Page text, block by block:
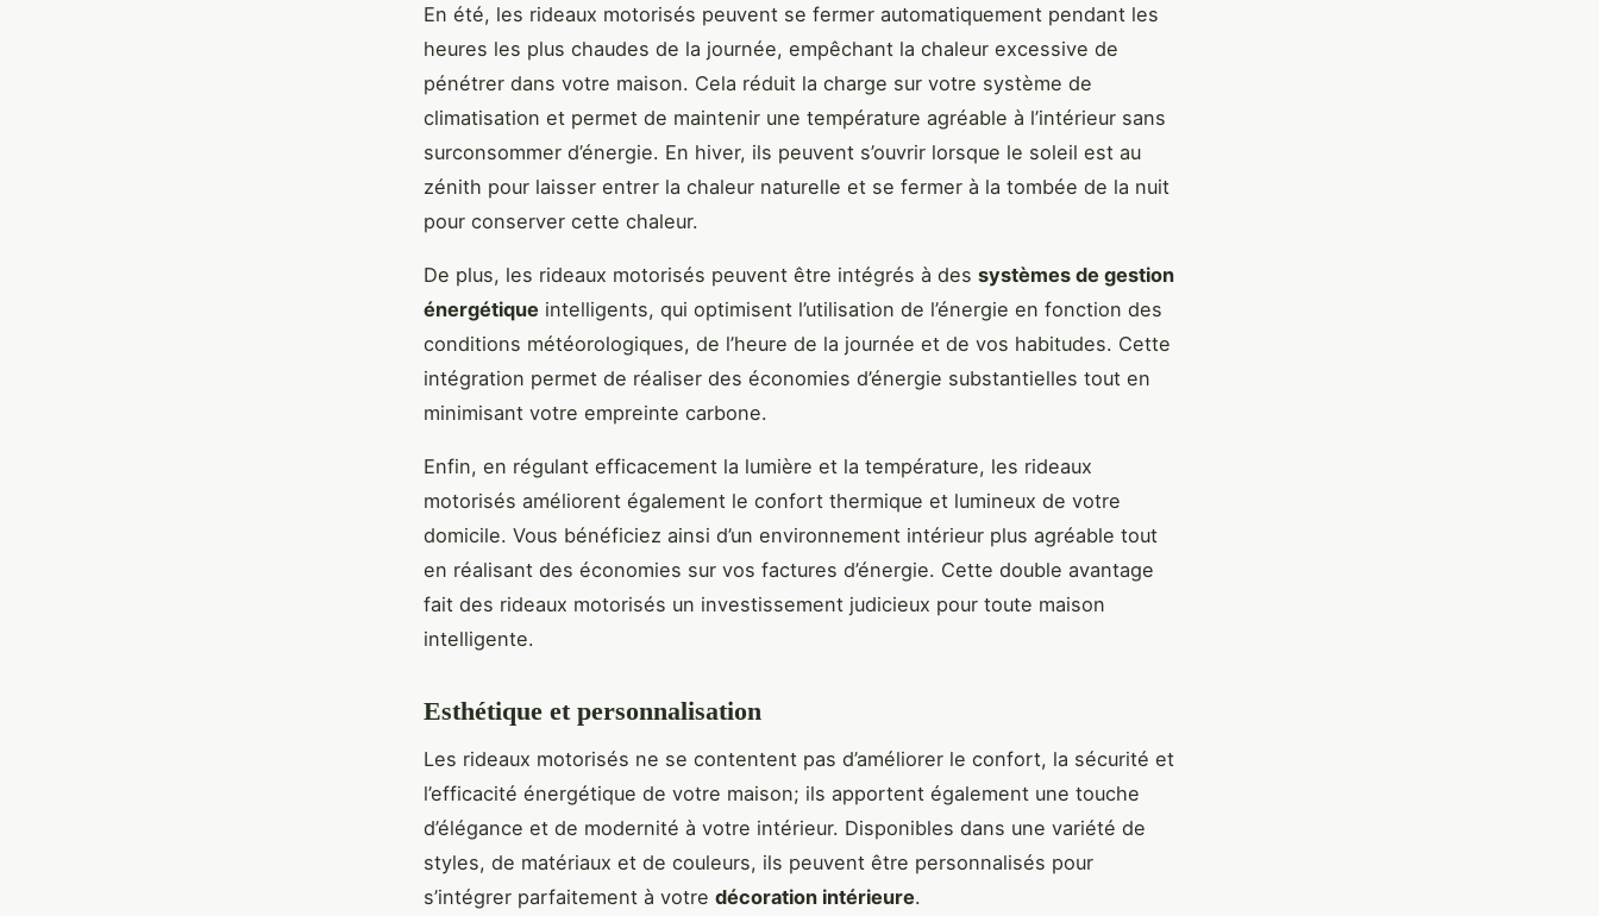
En été, les rideaux motorisés peuvent se fermer automatiquement pendant les
heures les plus chaudes de la journée, empêchant la chaleur excessive de
pénétrer dans votre maison. Cela réduit la charge sur votre système de
climatisation et permet de maintenir une température agréable à l’intérieur sans
surconsommer d’énergie. En hiver, ils peuvent s’ouvrir lorsque le soleil est au
zénith pour laisser entrer la chaleur naturelle et se fermer à la tombée de la nuit
pour conserver cette chaleur.
De plus, les rideaux motorisés peuvent être intégrés à des systèmes de gestion
énergétique intelligents, qui optimisent l’utilisation de l’énergie en fonction des
conditions météorologiques, de l’heure de la journée et de vos habitudes. Cette
intégration permet de réaliser des économies d’énergie substantielles tout en
minimisant votre empreinte carbone.
Enfin, en régulant efficacement la lumière et la température, les rideaux
motorisés améliorent également le confort thermique et lumineux de votre
domicile. Vous bénéficiez ainsi d’un environnement intérieur plus agréable tout
en réalisant des économies sur vos factures d’énergie. Cette double avantage
fait des rideaux motorisés un investissement judicieux pour toute maison
intelligente.
Esthétique et personnalisation
Les rideaux motorisés ne se contentent pas d’améliorer le confort, la sécurité et
l’efficacité énergétique de votre maison; ils apportent également une touche
d’élégance et de modernité à votre intérieur. Disponibles dans une variété de
styles, de matériaux et de couleurs, ils peuvent être personnalisés pour
s’intégrer parfaitement à votre décoration intérieure.